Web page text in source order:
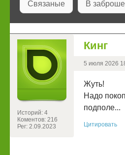
Связаные В
Историй: 4
Коментов: 216
Рег: 2.09.2023
Кинг
5 июля 2026
Жуть!
Надо
подполе...
Цитировать